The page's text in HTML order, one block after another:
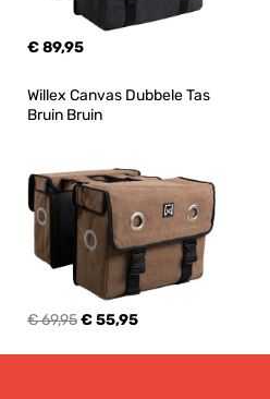
€ 89,95
Willex Canvas Dubbele Tas
Bruin Bruin
€ 69,95€ 55,95